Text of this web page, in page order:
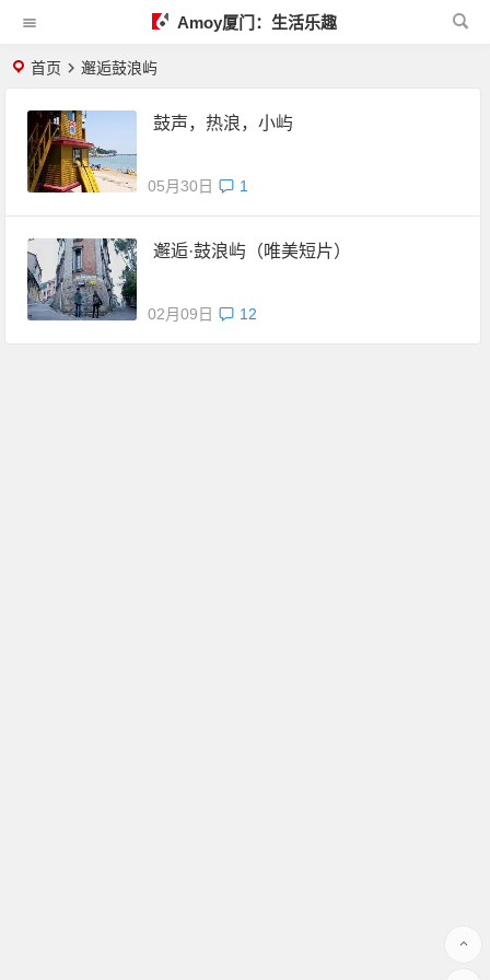
Amoy厦门：生活乐趣
首页 邂逅鼓浪屿
鼓声，热浪，小屿
05月30日 1
邂逅·鼓浪屿（唯美短片）
02月09日 12